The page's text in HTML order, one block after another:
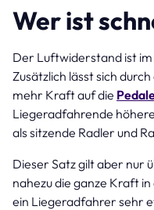
Wer ist
Der Luftwiderstand ist
Zusätzlich lässt sich
mehr Kraft auf die
Liegeradfahrende
als sitzende Radler und
Dieser Satz gilt aber nur
nahezu die ganze Kraft
ein Liegeradfahrer sehr